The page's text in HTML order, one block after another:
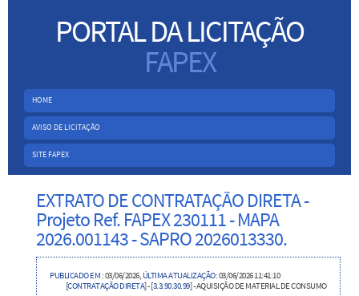
PORTAL DA LICITAÇÃO
FAPEX
HOME
AVISO DE LICITAÇÃO
SITE FAPEX
EXTRATO DE CONTRATAÇÃO DIRETA -
Projeto Ref. FAPEX 230111 - MAPA
2026.001143 - SAPRO 2026013330.
PUBLICADO EM: 03/06/2026, ÚLTIMA ATUALIZAÇÃO: 03/06/2026 11:41:10
[CONTRATAÇÃO DIRETA] -[3.3.90.30.99] - AQUISIÇÃO DE MATERIAL DE CONSUMO